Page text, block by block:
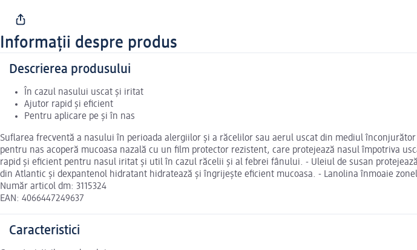
Informații despre produs
Descrierea produsului
În cazul nasului uscat și iritat
Ajutor rapid și eficient
Pentru aplicare pe și în nas
Suflarea frecventă a nasului în perioada alergiilor și a răcelilor sau aerul uscat din mediul
pentru nas acoperă mucoasa nazală cu un film protector rezistent, care protejează nasul împotriva
rapid și eficient pentru nasul iritat și util în cazul răcelii și al febrei fânului. - Uleiul de susan
din Atlantic și dexpantenol hidratant hidratează și îngrijește eficient mucoasa. - Lanolina înmoaie
Număr articol dm: 3115324
EAN: 4066447249637
Caracteristici